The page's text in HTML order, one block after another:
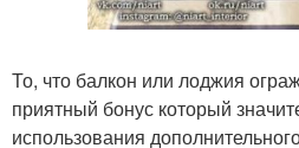
То, что балкон или лоджия
приятный бонус который
использования